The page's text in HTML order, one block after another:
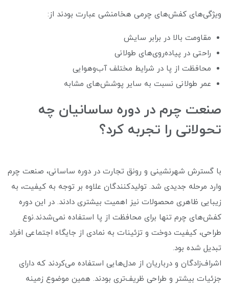
ویژگی‌های کفش‌های چرمی هخامنشی عبارت بودند از:
مقاومت بالا در برابر سایش
راحتی در پیاده‌روی‌های طولانی
محافظت از پا در شرایط مختلف آب‌وهوایی
عمر طولانی نسبت به سایر پوشش‌های مشابه
صنعت چرم در دوره ساسانیان چه
تحولاتی را تجربه کرد؟
با گسترش شهرنشینی و رونق تجارت در دوره ساسانی، صنعت چرم
وارد مرحله جدیدی شد. تولیدکنندگان علاوه بر توجه به کیفیت، به
زیبایی ظاهری محصولات نیز اهمیت بیشتری دادند. در این دوره
کفش‌های چرم تنها برای محافظت از پا استفاده نمی‌شدند.نوع
طراحی، کیفیت دوخت و تزئینات به نمادی از جایگاه اجتماعی افراد
تبدیل شده بود.
اشراف‌زادگان و درباریان از مدل‌هایی استفاده می‌کردند که دارای
جزئیات بیشتر و طراحی ظریف‌تری بودند. همین موضوع زمینه